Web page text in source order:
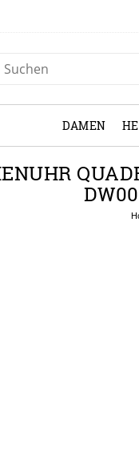
DAMEN